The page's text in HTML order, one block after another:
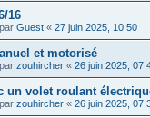
16
Guest « 27 juin 2025, 10:50
et motorisé
zouhircher « 26 juin 2025,
un volet roulant
zouhircher « 26 juin 2025,